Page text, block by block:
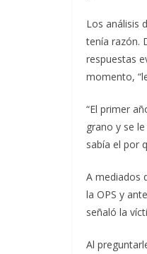
Los análisis
tenía razón.
respuestas
momento,
“El primer
grano y se
sabía el por
A mediados
la OPS y
señaló la
Al